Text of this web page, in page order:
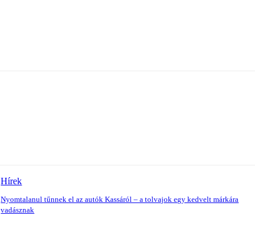
Hírek
Nyomtalanul tűnnek el az autók Kassáról – a tolvajok egy kedvelt márkára
vadásznak